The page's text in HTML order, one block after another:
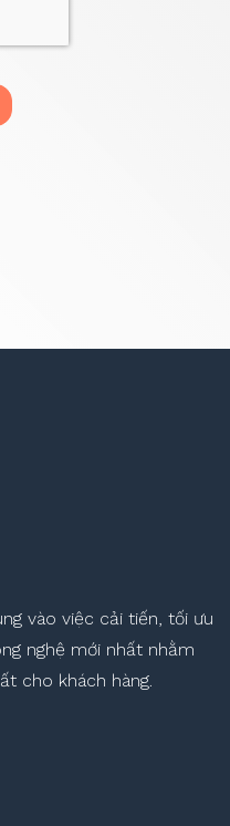
vào việc cải tiến, tối ưu
nghệ mới nhất nhằm
cho khách hàng.